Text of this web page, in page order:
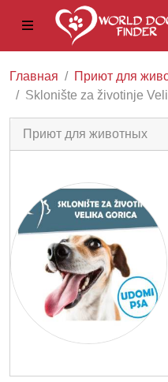
Предыдущее
Главная
Приют для
Sklonište za životinje
Приют для животных